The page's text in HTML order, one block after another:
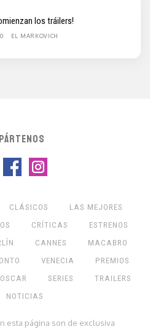
los tráilers!
0 EL MARKOVICH
CLÁSICOS
LAS MEJORES
CRÍTICAS
ESTRENOS
CANNES
MACABRO
VENECIA
PREMIOS
OSCAR SERIES
TRAILERS
NOTICIAS
esta página son de exclusiva